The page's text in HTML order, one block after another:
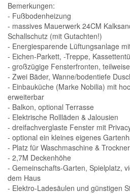
Bemerkungen:
- Fußbodenheizung
- massives Mauerwerk 24CM
Schallschutz (mit Gutachten!)
- Energiesparende Lüftungsanlage
- Eichen-Parkett, -Treppe,
- großzügige Fensterfronten,
- Zwei Bäder, Wanne/bodentiefe
- Einbauküche (Marke Nobilia) mit
erweiterbar
- Balkon, optional Terrasse
- Elektrische Rollläden & Jalousien
- dreifachverglaste Fenster mit
- optional ein kleines eigenes
- Platz für Waschmaschine & Trockner
- 2,7M Deckenhöhe
- Gemeinschafts-Garten, Spielplatz,
dem Haus
- Elektro-Ladesäulen und günstigen